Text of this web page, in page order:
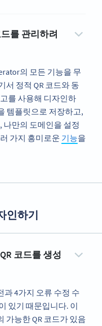
를 관리하려
의 모든 기능을 무
서 정적 QR 코드와 동
를 사용해 디자인하
템플릿으로 저장하고,
나만의 도메인을 설정
가지 흥미로운 기능을
인하기
코드를 생성
과 4가지 오류 수정 수
있기 때문입니다. 이
가능한 QR 코드가 있음